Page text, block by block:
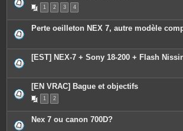
1 2 3 4
Perte oeilleton NEX 7, autre modèle
[EST] NEX-7 + Sony 18-200 + Flash Nissin
[EN VRAC] Bague et objectifs
1 2
Nex 7 ou canon 700D?